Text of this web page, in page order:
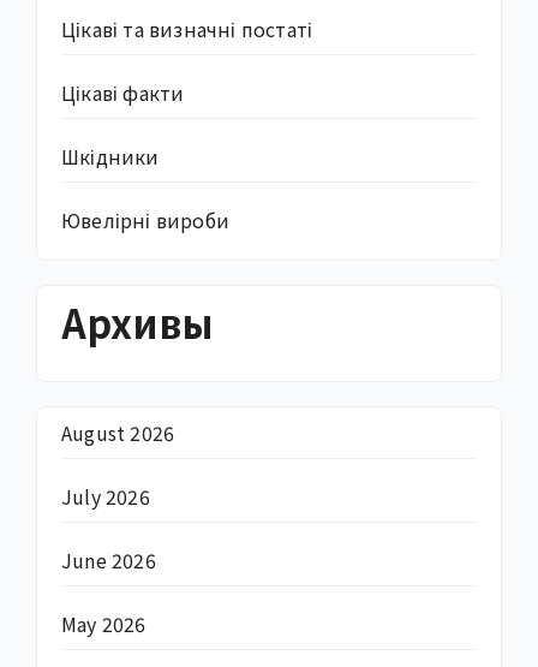
Цікаві та визначні постаті
Цікаві факти
Шкідники
Ювелірні вироби
Архивы
August 2026
July 2026
June 2026
May 2026